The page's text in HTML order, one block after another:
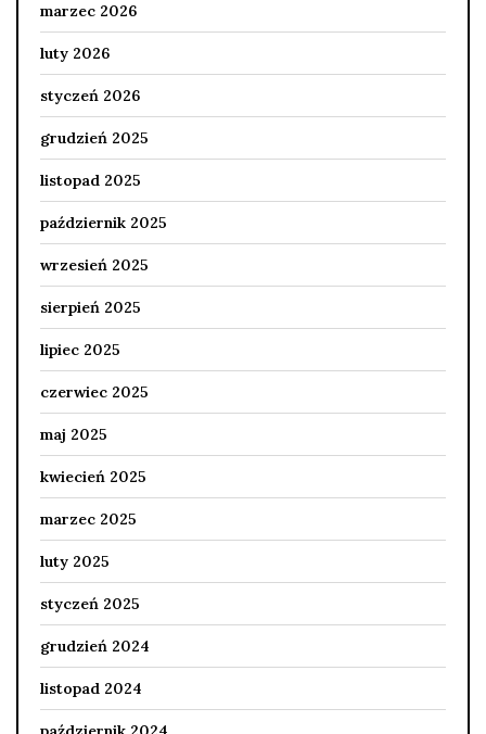
marzec 2026
luty 2026
styczeń 2026
grudzień 2025
listopad 2025
październik 2025
wrzesień 2025
sierpień 2025
lipiec 2025
czerwiec 2025
maj 2025
kwiecień 2025
marzec 2025
luty 2025
styczeń 2025
grudzień 2024
listopad 2024